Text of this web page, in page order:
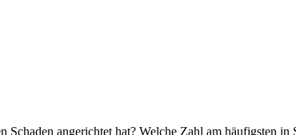
angerichtet hat? Welche Zahl am häufigsten